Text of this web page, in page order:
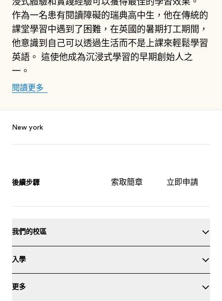
作為一名患有閱讀障礙的瑞典高中生，他在傳統的
課堂學習中遇到了困難，在英國的暑期打工期間，
他意識到自己可以透過生活而不是上課來輕鬆學習
英語。 這使他成為沉浸式學習的早期創始人之
一。
閱讀更多
New york
後續步驟 索取簡章 立即申請
我們的校區
入學
更多